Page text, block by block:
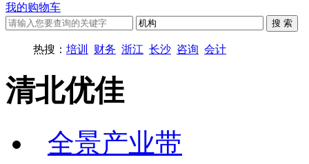
我的购物车
热搜： 培训 财务 浙江 长沙 咨询 会计
清北优佳
全景产业带